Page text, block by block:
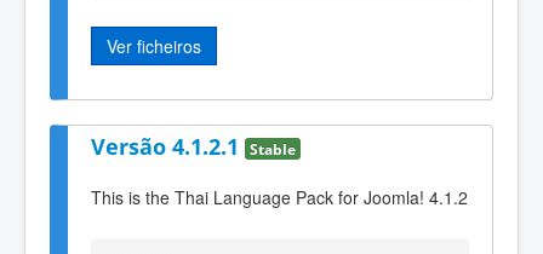
Ver ficheiros
Versão 4.1.2.1 Stable
This is the Thai Language Pack for Joomla! 4.1.2